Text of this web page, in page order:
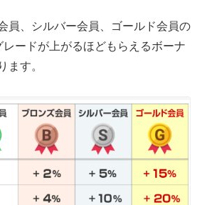
員、シルバー会員、ゴールド会員の
ードが上がるほどもらえるボーナ
す。